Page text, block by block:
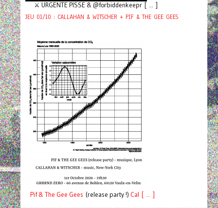
⚔️ URGENTE PISSE & @forbiddenkeepr [ ... ]
JEU 01/10 : CALLAHAN & WITSCHER + PIF & THE GEE GEES
Pif& The Gee Gees (release party !) Cal [ ... ]